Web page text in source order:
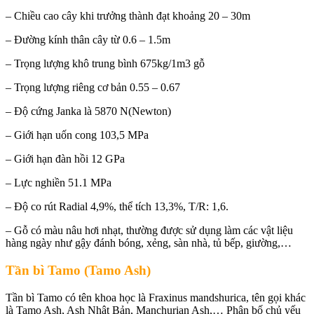
– Chiều cao cây khi trưởng thành đạt khoảng 20 – 30m
– Đường kính thân cây từ 0.6 – 1.5m
– Trọng lượng khô trung bình 675kg/1m3 gỗ
– Trọng lượng riêng cơ bản 0.55 – 0.67
– Độ cứng Janka là 5870 N(Newton)
– Giới hạn uốn cong 103,5 MPa
– Giới hạn đàn hồi 12 GPa
– Lực nghiền 51.1 MPa
– Độ co rút Radial 4,9%, thể tích 13,3%, T/R: 1,6.
– Gỗ có màu nâu hơi nhạt, thường được sử dụng làm các vật liệu
hàng ngày như gậy đánh bóng, xẻng, sàn nhà, tủ bếp, giường,…
Tần bì Tamo (Tamo Ash)
Tần bì Tamo có tên khoa học là Fraxinus mandshurica, tên gọi khác
là Tamo Ash, Ash Nhật Bản, Manchurian Ash,… Phân bố chủ yếu